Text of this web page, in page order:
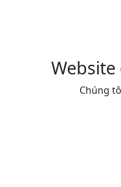
Chúng